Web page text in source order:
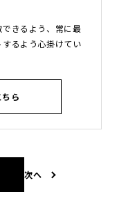
きるよう、常に最
るよう心掛けてい
ら
次へ